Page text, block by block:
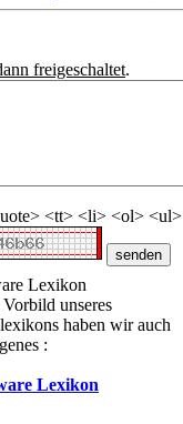
freigeschaltet.
<tt> <li> <ol> <ul>
Lexikon
unseres
haben wir auch
:
Lexikon